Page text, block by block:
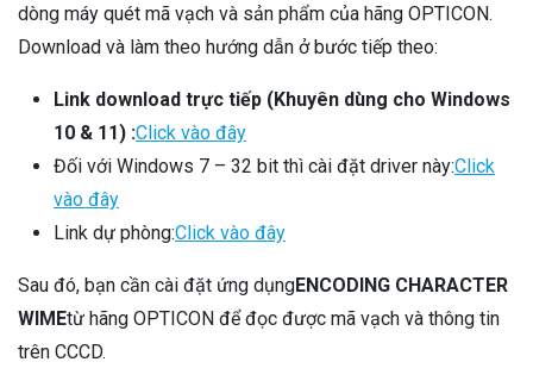
dòng máy quét mã vạch và sản phẩm của hãng OPTICON.
Download và làm theo hướng dẫn ở bước tiếp theo:
Link download trực tiếp (Khuyên dùng cho Windows
10 & 11) :Click vào đây
Đối với Windows 7 – 32 bit thì cài đặt driver này:Click
vào đây
Link dự phòng:Click vào đây
Sau đó, bạn cần cài đặt ứng dụngENCODING CHARACTER
WIMEtừ hãng OPTICON để đọc được mã vạch và thông tin
trên CCCD.